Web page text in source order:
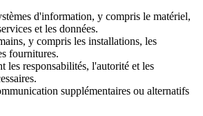
d'information, y compris le matériel,
et les données.
y compris les installations, les
fournitures.
les responsabilités, l'autorité et les
supplémentaires ou alternatifs